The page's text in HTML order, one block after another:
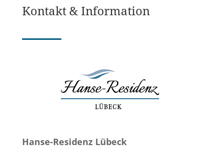
Kontakt & Information
Hanse-Residenz Lübeck